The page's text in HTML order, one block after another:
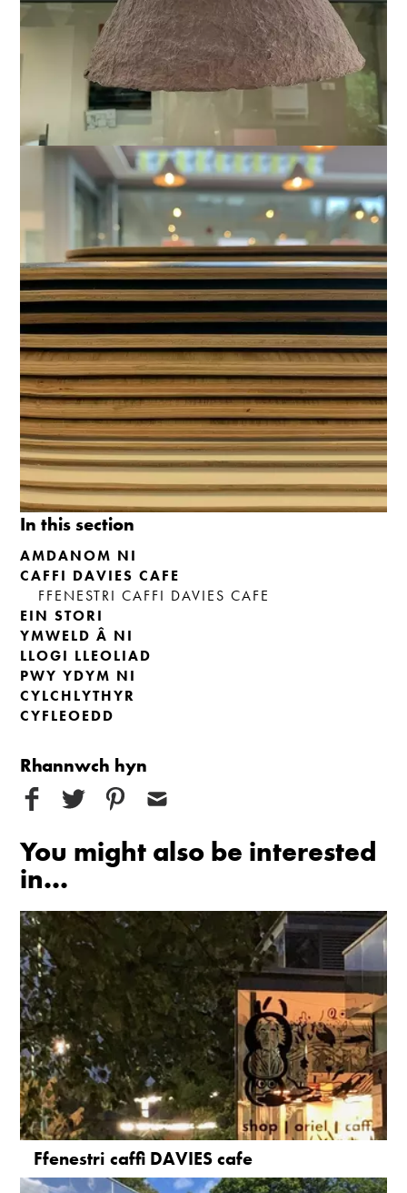
In this section
AMDANOM NI
CAFFI DAVIES CAFE
FFENESTRI CAFFI DAVIES CAFE
EIN STORI
YMWELD Â NI
LLOGI LLEOLIAD
PWY YDYM NI
CYLCHLYTHYR
CYFLEOEDD
Rhannwch hyn
You might also be interested
in...
Ffenestri caffi DAVIES cafe